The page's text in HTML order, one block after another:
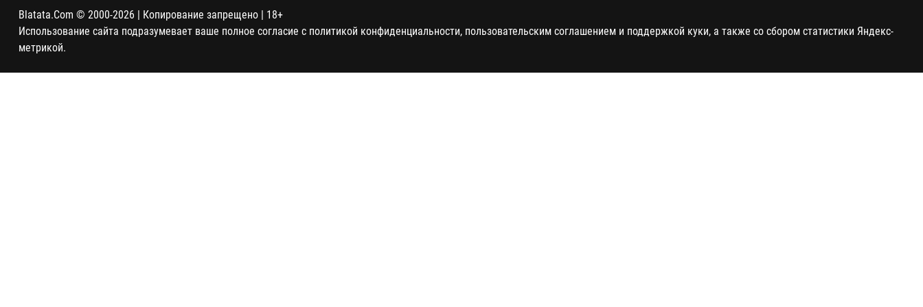
Blatata.Com © 2000-2026 | Копирование запрещено | 18+
Использование сайта подразумевает ваше полное согласие с политикой конфиденциальности, пользовательским соглашением и поддержкой куки, а также со сбором статистики Яндекс-
метрикой.